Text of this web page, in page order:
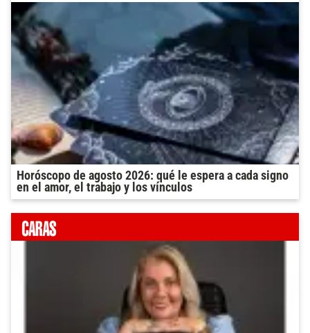
Horóscopo de agosto 2026: qué le espera a cada signo
en el amor, el trabajo y los vínculos